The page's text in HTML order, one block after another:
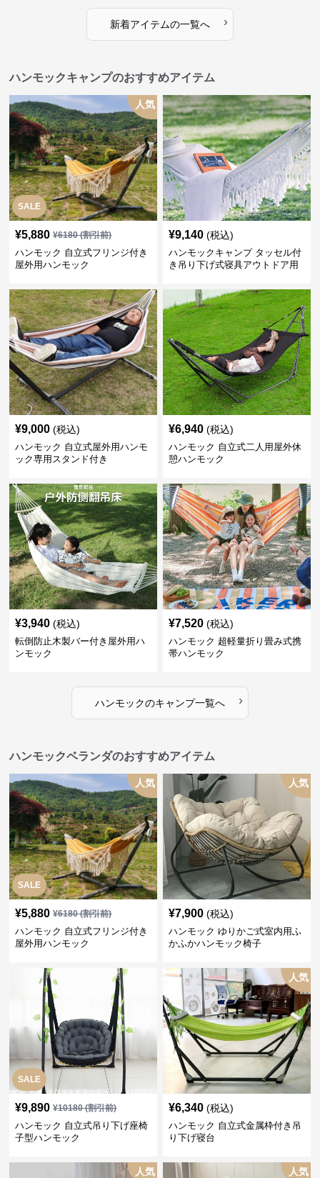
新着アイテムの一覧へ ›
ハンモックキャンプのおすすめアイテム
SALE
人気
¥5,880 ¥6180(割引前)
ハンモック 自立式フリンジ付き
屋外用ハンモック
¥9,140 (税込)
ハンモックキャンプ タッセル付
き吊り下げ式寝具アウトドア用
¥9,000 (税込)
ハンモック 自立式屋外用ハンモ
ック専用スタンド付き
¥6,940 (税込)
ハンモック 自立式二人用屋外休
憩ハンモック
¥3,940 (税込)
転倒防止木製バー付き屋外用ハ
ンモック
¥7,520 (税込)
ハンモック 超軽量折り畳み式携
帯ハンモック
ハンモックのキャンプ一覧へ ›
ハンモックベランダのおすすめアイテム
SALE
人気
¥5,880 ¥6180(割引前)
ハンモック 自立式フリンジ付き
屋外用ハンモック
人気
¥7,900 (税込)
ハンモック ゆりかご式室内用ふ
かふかハンモック椅子
SALE
¥9,890 ¥10180(割引前)
ハンモック 自立式吊り下げ座椅
子型ハンモック
人気
¥6,340 (税込)
ハンモック 自立式金属枠付き吊
り下げ寝台
人気 人気